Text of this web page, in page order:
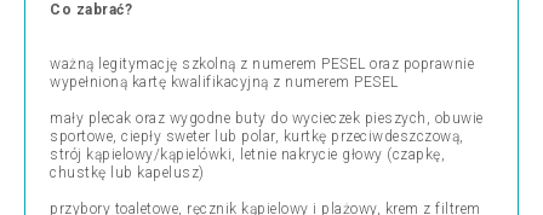
Co zabrać?
ważną legitymację szkolną z numerem PESEL oraz poprawnie
wypełnioną kartę kwalifikacyjną z numerem PESEL
mały plecak oraz wygodne buty do wycieczek pieszych, obuwie
sportowe, ciepły sweter lub polar, kurtkę przeciwdeszczową,
strój kąpielowy/kąpielówki, letnie nakrycie głowy (czapkę,
chustkę lub kapelusz)
przybory toaletowe, ręcznik kąpielowy i plażowy, krem z filtrem